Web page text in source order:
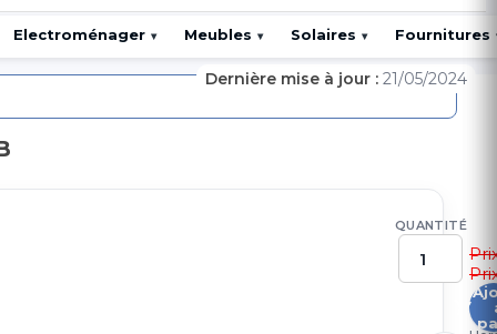
Electroménager ▾ Meubles ▾ Solaires ▾ Fournitures
QUANTITÉ
6
Dernière mise à jour : 21/05/2024